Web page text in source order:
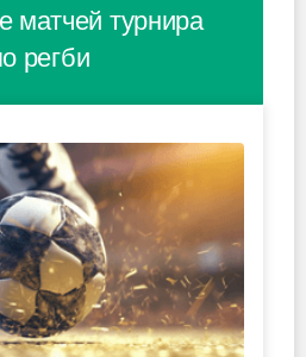
матчей турнира
регби